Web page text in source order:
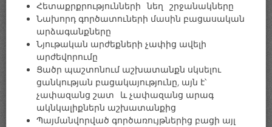
Հետաքրքրությունների նեղ շրջանակները
Նախորդ գործատուների մասին բացասական
արձագանքները
Նյութական արժեքների չափից ավելի
արժեվորումը
Ցածր պաշտոնում աշխատանքն սկսելու
ցանկության բացակայությունը, այն է՝
չափազանց շատ և չափազանց արագ
ակնկալիքներն աշխատանքից
Պայմանվորված գործառույթներից բացի այլ